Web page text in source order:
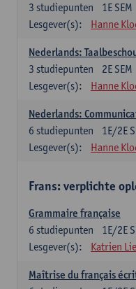
1E SEM
3 studiepunten
Lesgever(s):
Hanne
Nederlands:
2E SEM
3 studiepunten
Lesgever(s):
Hanne
Nederlands:
1E/2E
6 studiepunten
Lesgever(s):
Hanne
Frans: verplichte
Grammaire française
1E/2E
6 studiepunten
Lesgever(s):
Katrien
Maîtrise du français